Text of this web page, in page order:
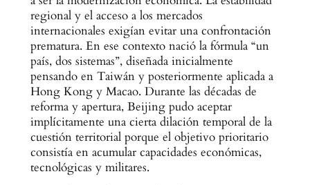
regional y el acceso a los mercados
internacionales exigían evitar una confrontación
prematura. En ese contexto nació la fórmula “un
país, dos sistemas”, diseñada inicialmente
pensando en Taiwán y posteriormente aplicada a
Hong Kong y Macao. Durante las décadas de
reforma y apertura, Beijing pudo aceptar
implícitamente una cierta dilación temporal de la
cuestión territorial porque el objetivo prioritario
consistía en acumular capacidades económicas,
tecnológicas y militares.